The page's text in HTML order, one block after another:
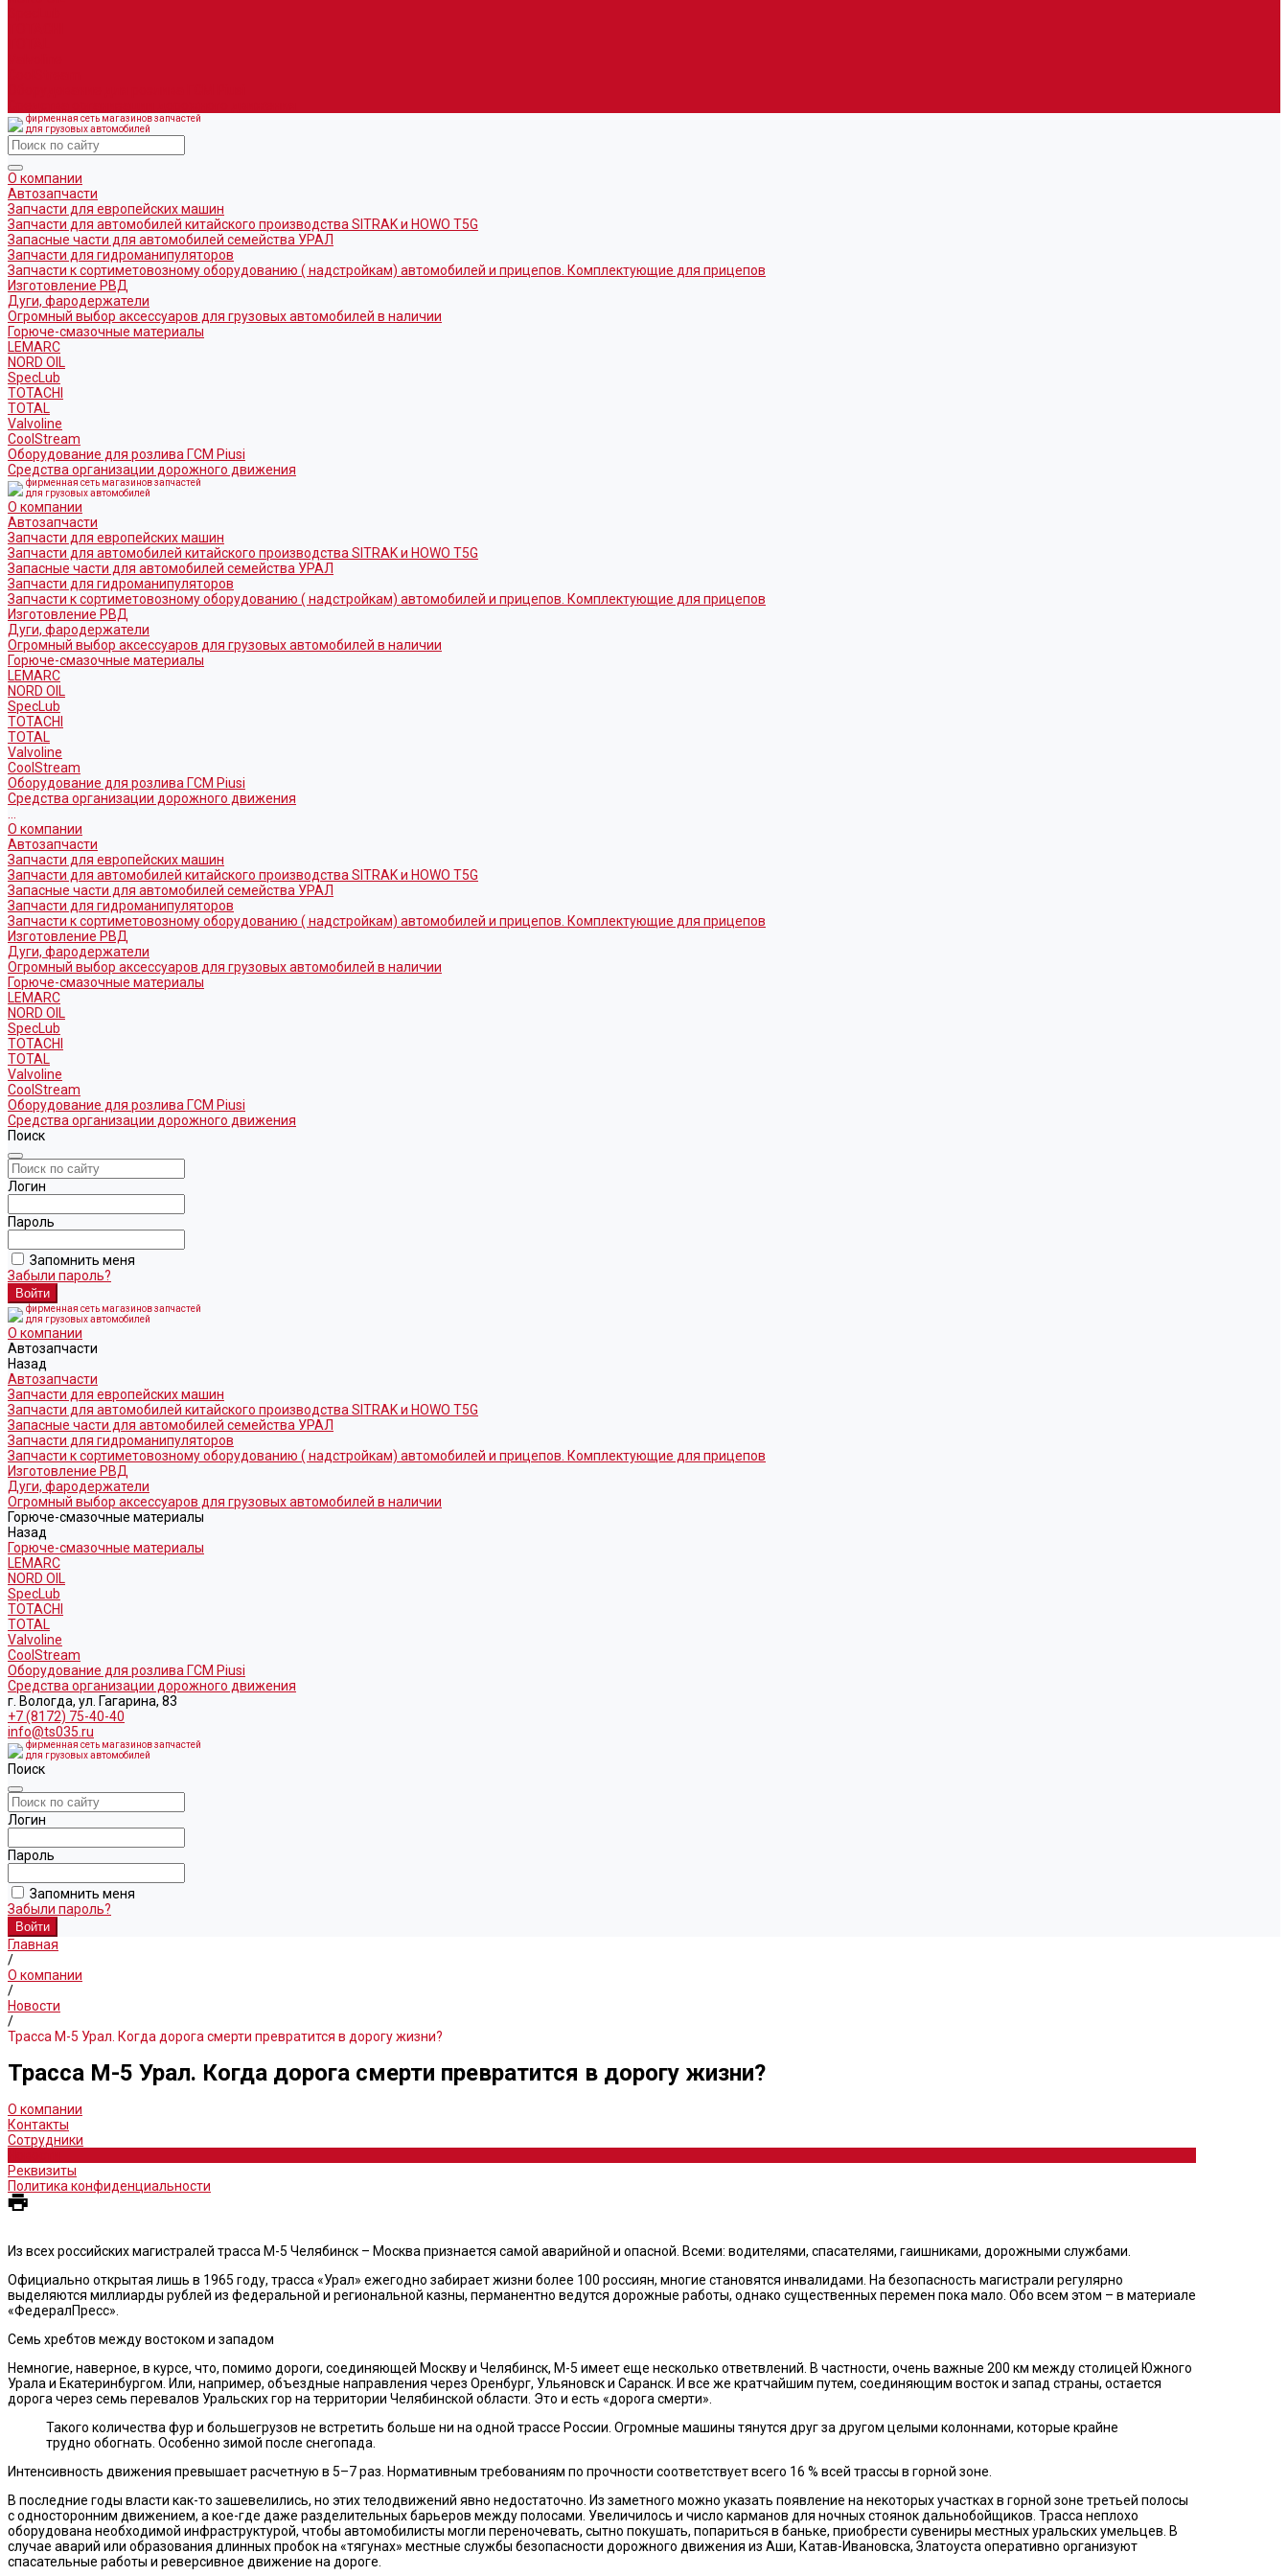
фирменная сеть магазинов запчастей
для грузовых автомобилей
О компании
Автозапчасти
Запчасти для европейских машин
Запчасти для автомобилей китайского производства SITRAK и HOWO T5G
Запасные части для автомобилей семейства УРАЛ
Запчасти для гидроманипуляторов
Запчасти к сортиметовозному оборудованию ( надстройкам) автомобилей и прицепов. Комплектующие для прицепов
Изготовление РВД
Дуги, фародержатели
Огромный выбор аксессуаров для грузовых автомобилей в наличии
Горюче-смазочные материалы
LEMARC
NORD OIL
SpecLub
TOTACHI
TOTAL
Valvoline
CoolStream
Оборудование для розлива ГСМ Piusi
Средства организации дорожного движения
фирменная сеть магазинов запчастей
для грузовых автомобилей
О компании
Автозапчасти
Запчасти для европейских машин
Запчасти для автомобилей китайского производства SITRAK и HOWO T5G
Запасные части для автомобилей семейства УРАЛ
Запчасти для гидроманипуляторов
Запчасти к сортиметовозному оборудованию ( надстройкам) автомобилей и прицепов. Комплектующие для прицепов
Изготовление РВД
Дуги, фародержатели
Огромный выбор аксессуаров для грузовых автомобилей в наличии
Горюче-смазочные материалы
LEMARC
NORD OIL
SpecLub
TOTACHI
TOTAL
Valvoline
CoolStream
Оборудование для розлива ГСМ Piusi
Средства организации дорожного движения
О компании
Автозапчасти
Запчасти для европейских машин
Запчасти для автомобилей китайского производства SITRAK и HOWO T5G
Запасные части для автомобилей семейства УРАЛ
Запчасти для гидроманипуляторов
Запчасти к сортиметовозному оборудованию ( надстройкам) автомобилей и прицепов. Комплектующие для прицепов
Изготовление РВД
Дуги, фародержатели
Огромный выбор аксессуаров для грузовых автомобилей в наличии
Горюче-смазочные материалы
LEMARC
NORD OIL
SpecLub
TOTACHI
TOTAL
Valvoline
CoolStream
Оборудование для розлива ГСМ Piusi
Средства организации дорожного движения
Поиск
Логин
Пароль
Запомнить меня
Забыли пароль?
фирменная сеть магазинов запчастей
для грузовых автомобилей
О компании
Автозапчасти
Назад
Автозапчасти
Запчасти для европейских машин
Запчасти для автомобилей китайского производства SITRAK и HOWO T5G
Запасные части для автомобилей семейства УРАЛ
Запчасти для гидроманипуляторов
Запчасти к сортиметовозному оборудованию ( надстройкам) автомобилей и прицепов. Комплектующие для прицепов
Изготовление РВД
Дуги, фародержатели
Огромный выбор аксессуаров для грузовых автомобилей в наличии
Горюче-смазочные материалы
Назад
Горюче-смазочные материалы
LEMARC
NORD OIL
SpecLub
TOTACHI
TOTAL
Valvoline
CoolStream
Оборудование для розлива ГСМ Piusi
Средства организации дорожного движения
г. Вологда, ул. Гагарина, 83
+7 (8172) 75-40-40
info@ts035.ru
фирменная сеть магазинов запчастей
для грузовых автомобилей
Поиск
Логин
Пароль
Запомнить меня
Забыли пароль?
Главная
/
О компании
/
Новости
/
Трасса М-5 Урал. Когда дорога смерти превратится в дорогу жизни?
Трасса М-5 Урал. Когда дорога смерти превратится в дорогу жизни?
О компании
Контакты
Сотрудники
Реквизиты
Политика конфиденциальности
Из всех российских магистралей трасса М-5 Челябинск – Москва признается самой аварийной и опасной. Всеми: водителями, спасателями, гаишниками, дорожными службами.
Официально открытая лишь в 1965 году, трасса «Урал» ежегодно забирает жизни более 100 россиян, многие становятся инвалидами. На безопасность магистрали регулярно
выделяются миллиарды рублей из федеральной и региональной казны, перманентно ведутся дорожные работы, однако существенных перемен пока мало. Обо всем этом – в материале
«ФедералПресс».
Семь хребтов между востоком и западом
Немногие, наверное, в курсе, что, помимо дороги, соединяющей Москву и Челябинск, М-5 имеет еще несколько ответвлений. В частности, очень важные 200 км между столицей Южного
Урала и Екатеринбургом. Или, например, объездные направления через Оренбург, Ульяновск и Саранск. И все же кратчайшим путем, соединяющим восток и запад страны, остается
дорога через семь перевалов Уральских гор на территории Челябинской области. Это и есть «дорога смерти».
Такого количества фур и большегрузов не встретить больше ни на одной трассе России. Огромные машины тянутся друг за другом целыми колоннами, которые крайне
трудно обогнать. Особенно зимой после снегопада.
Интенсивность движения превышает расчетную в 5–7 раз. Нормативным требованиям по прочности соответствует всего 16 % всей трассы в горной зоне.
В последние годы власти как-то зашевелились, но этих телодвижений явно недостаточно. Из заметного можно указать появление на некоторых участках в горной зоне третьей полосы
с односторонним движением, а кое-где даже разделительных барьеров между полосами. Увеличилось и число карманов для ночных стоянок дальнобойщиков. Трасса неплохо
оборудована необходимой инфраструктурой, чтобы автомобилисты могли переночевать, сытно покушать, попариться в баньке, приобрести сувениры местных уральских умельцев. В
случае аварий или образования длинных пробок на «тягунах» местные службы безопасности дорожного движения из Аши, Катав-Ивановска, Златоуста оперативно организуют
спасательные работы и реверсивное движение на дороге.